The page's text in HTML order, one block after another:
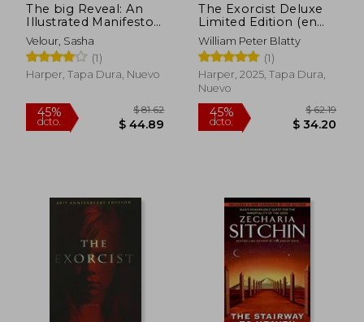
The big Reveal: An
Illustrated Manifesto
of Drag (en Inglés)
Velour, Sasha
(1)
Harper, Tapa Dura, Nuevo
The Exorcist Deluxe
Limited Edition (en
Inglés)
William Peter Blatty
(1)
Harper, 2025, Tapa Dura,
Nuevo